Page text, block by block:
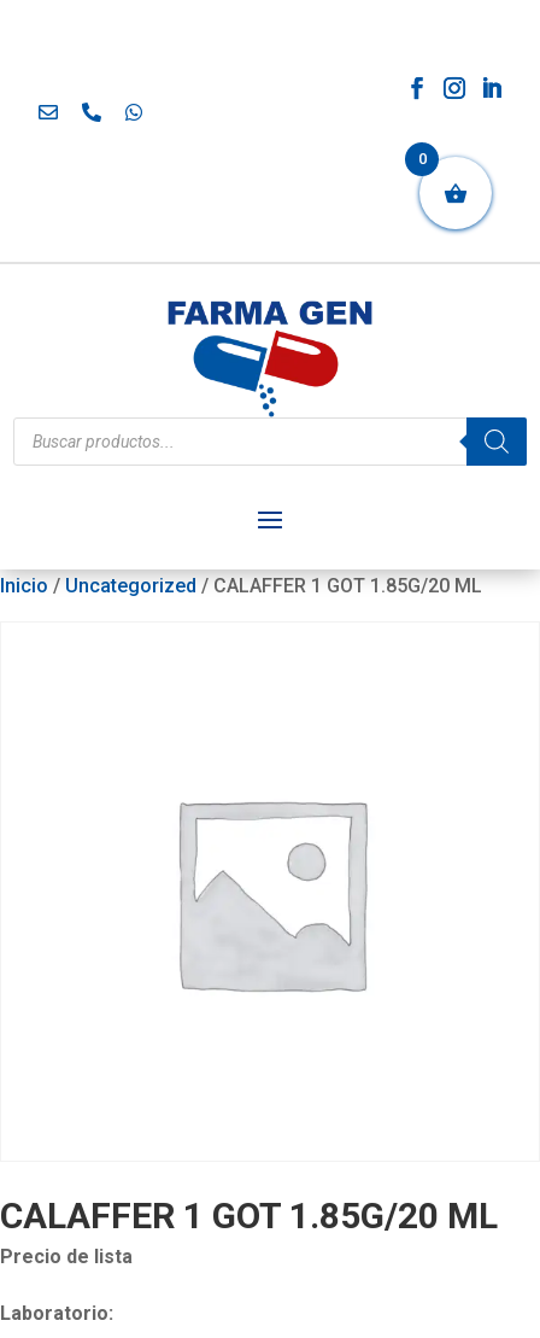
Búsqueda
de
productos
Inicio / Uncategorized / CALAFFER 1 GOT 1.85G/20 ML
CALAFFER 1 GOT 1.85G/20 ML
Precio de lista
Laboratorio:
0